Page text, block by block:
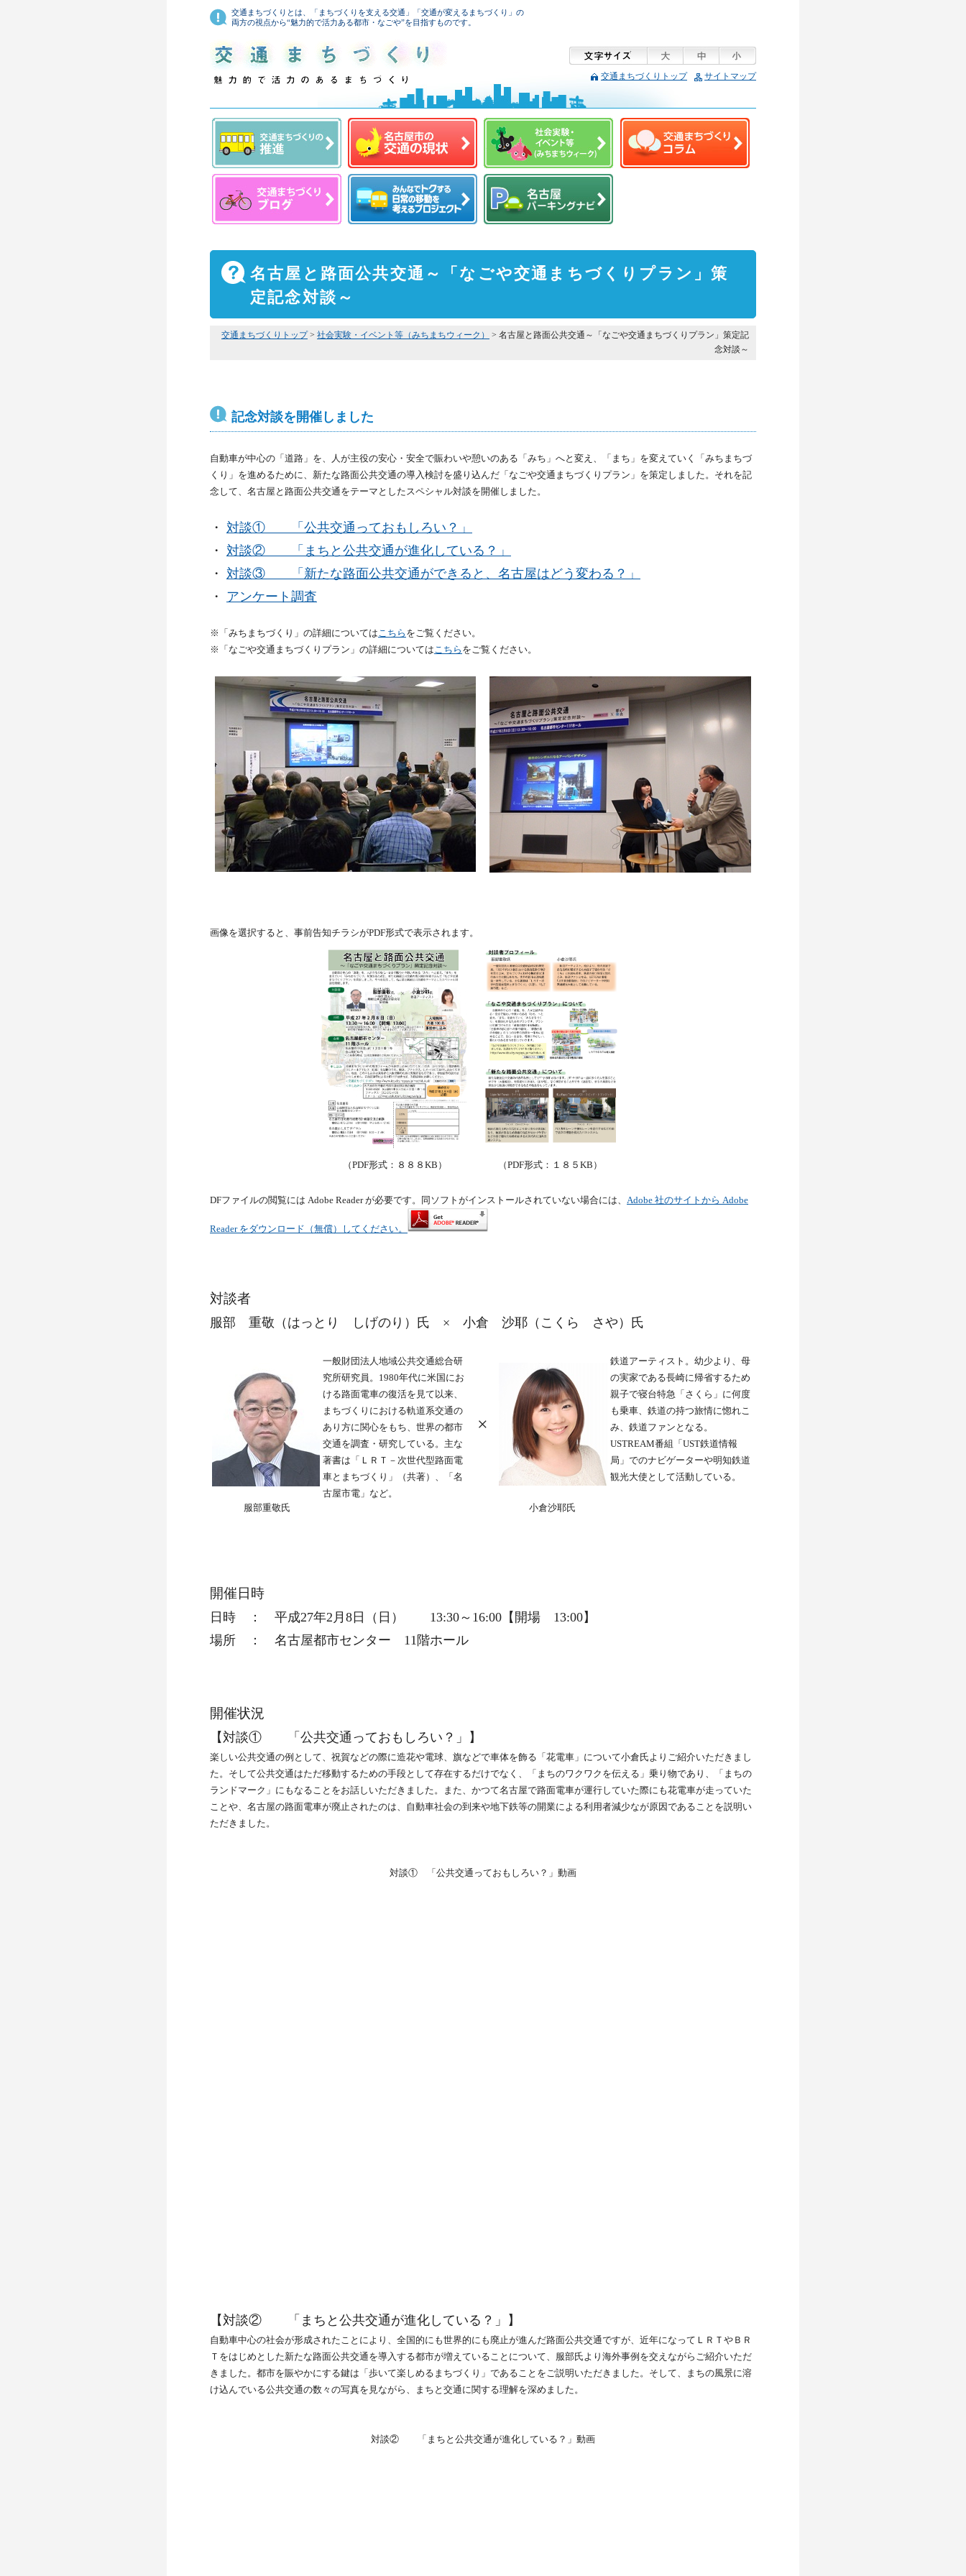
交通まちづくりとは、「まちづくりを支える交通」「交通が変えるまちづくり」の
両方の視点から“魅力的で活力ある都市・なごや”を目指すものです。
交通まちづくりトップ サイトマップ
名古屋と路面公共交通～「なごや交通まちづくりプラン」策
定記念対談～
交通まちづくりトップ> 社会実験・イベント等（みちまちウィーク）
> 名古屋と路面公共交通～「なごや交通まちづくりプラン」策定記
念対談～
記念対談を開催しました
自動車が中心の「道路」を、人が主役の安心・安全で賑わいや憩いのある「みち」へと変え、「まち」を変えていく「みちまちづ
くり」を進めるために、新たな路面公共交通の導入検討を盛り込んだ「なごや交通まちづくりプラン」を策定しました。それを記
念して、名古屋と路面公共交通をテーマとしたスペシャル対談を開催しました。
・ 対談① 「公共交通っておもしろい？」
・ 対談② 「まちと公共交通が進化している？」
・ 対談③ 「新たな路面公共交通ができると、名古屋はどう変わる？」
・ アンケート調査
※「みちまちづくり」の詳細についてはこちら をご覧ください。
※「なごや交通まちづくりプラン」の詳細についてはこちら をご覧ください。
画像を選択すると、事前告知チラシがPDF形式で表示されます。
（PDF形式：８８８KB） （PDF形式：１８５KB）
DFファイルの閲覧には Adobe Reader が必要です。同ソフトがインストールされていない場合には、 Adobe 社のサイトから Adobe
Reader をダウンロード（無償）してください。
対談者
服部 重敬（はっとり しげのり）氏 × 小倉 沙耶（こくら さや）氏
一般財団法人地域公共交通総合研
究所研究員。1980年代に米国にお
ける路面電車の復活を見て以来、
まちづくりにおける軌道系交通の
あり方に関心をもち、世界の都市
交通を調査・研究している。主な
著書は「ＬＲＴ－次世代型路面電
車とまちづくり」（共著）、「名
古屋市電」など。
×
鉄道アーティスト。幼少より、母
の実家である長崎に帰省するため
親子で寝台特急「さくら」に何度
も乗車、鉄道の持つ旅情に惚れこ
み、鉄道ファンとなる。
USTREAM番組「UST鉄道情報
局」でのナビゲーターや明知鉄道
観光大使として活動している。
服部重敬氏 小倉沙耶氏
開催日時
日時 ： 平成27年2月8日（日） 13:30～16:00【開場 13:00】
場所 ： 名古屋都市センター 11階ホール
開催状況
【対談① 「公共交通っておもしろい？」】
楽しい公共交通の例として、祝賀などの際に造花や電球、旗などで車体を飾る「花電車」について小倉氏よりご紹介いただきまし
た。そして公共交通はただ移動するための手段として存在するだけでなく、「まちのワクワクを伝える」乗り物であり、「まちの
ランドマーク」にもなることをお話しいただきました。また、かつて名古屋で路面電車が運行していた際にも花電車が走っていた
ことや、名古屋の路面電車が廃止されたのは、自動車社会の到来や地下鉄等の開業による利用者減少なが原因であることを説明い
ただきました。
対談① 「公共交通っておもしろい？」動画
【対談② 「まちと公共交通が進化している？」】
自動車中心の社会が形成されたことにより、全国的にも世界的にも廃止が進んだ路面公共交通ですが、近年になってＬＲＴやＢＲ
Ｔをはじめとした新たな路面公共交通を導入する都市が増えていることについて、服部氏より海外事例を交えながらご紹介いただ
きました。都市を賑やかにする鍵は「歩いて楽しめるまちづくり」であることをご説明いただきました。そして、まちの風景に溶
け込んでいる公共交通の数々の写真を見ながら、まちと交通に関する理解を深めました。
対談② 「まちと公共交通が進化している？」動画